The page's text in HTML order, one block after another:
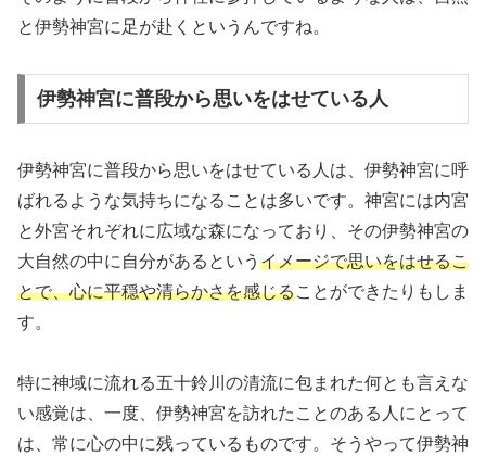
と伊勢神宮に足が赴くというんですね。
伊勢神宮に普段から思いをはせている人
伊勢神宮に普段から思いをはせている人は、伊勢神宮に呼
ばれるような気持ちになることは多いです。神宮には内宮
と外宮それぞれに広域な森になっており、その伊勢神宮の
大自然の中に自分があるという イメージで思いをはせるこ
とで、心に平穏や清らかさを感じることができたりもしま
す。
特に神域に流れる五十鈴川の清流に包まれた何とも言えな
い感覚は、一度、伊勢神宮を訪れたことのある人にとって
は、常に心の中に残っているものです。そうやって伊勢神